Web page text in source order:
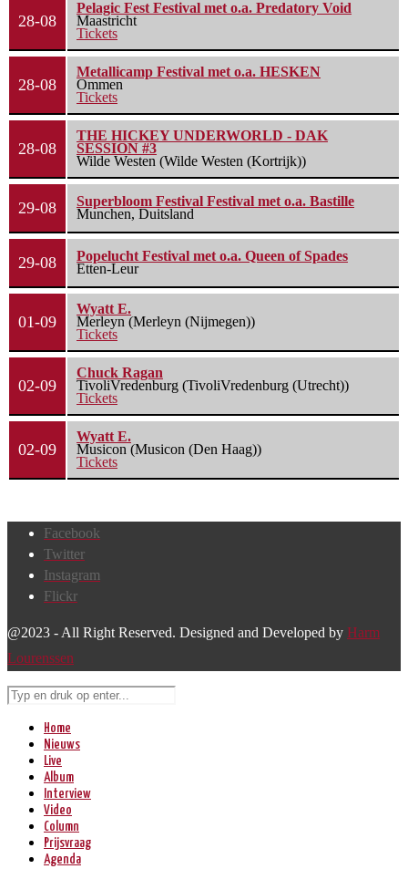
28-08
Pelagic Fest Festival met o.a. Predatory Void
Maastricht
Tickets
28-08
Metallicamp Festival met o.a. HESKEN
Ommen
Tickets
28-08
THE HICKEY UNDERWORLD - DAK
SESSION #3
Wilde Westen (Wilde Westen (Kortrijk))
29-08
Superbloom Festival Festival met o.a. Bastille
Munchen, Duitsland
29-08
Popelucht Festival met o.a. Queen of Spades
Etten-Leur
01-09
Wyatt E.
Merleyn (Merleyn (Nijmegen))
Tickets
02-09
Chuck Ragan
TivoliVredenburg (TivoliVredenburg (Utrecht))
Tickets
02-09
Wyatt E.
Musicon (Musicon (Den Haag))
Tickets
Facebook
Twitter
Instagram
Flickr
@2023 - All Right Reserved. Designed and Developed by Harm
Lourenssen
Home
Nieuws
Live
Album
Interview
Video
Column
Prijsvraag
Agenda